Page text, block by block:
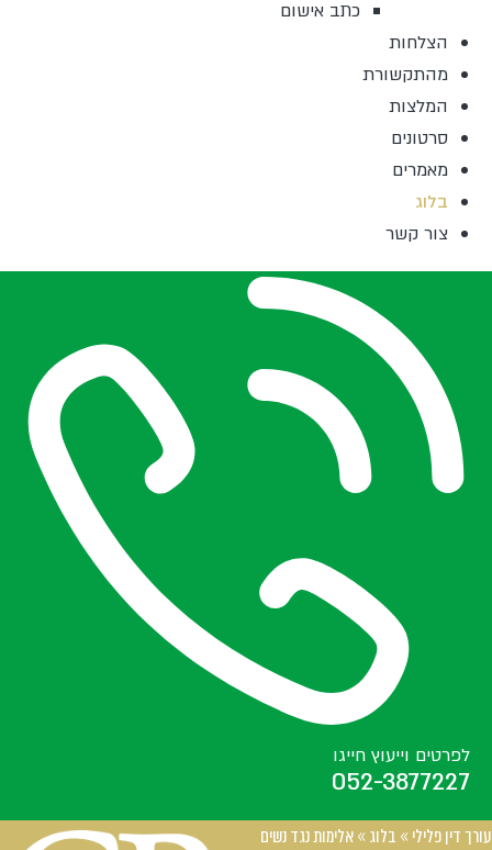
כתב אישום
הצלחות
מהתקשורת
המלצות
סרטונים
מאמרים
בלוג
צור קשר
לפרטים וייעוץ חייגו
052-3877227
עורך דין פלילי» בלוג»אלימות נגד נשים